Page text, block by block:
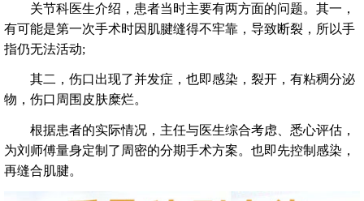
关节科医生介绍，患者当时主要有两方面的问题。其一，
有可能是第一次手术时因肌腱缝得不牢靠，导致断裂，所以手
指仍无法活动;
其二，伤口出现了并发症，也即感染，裂开，有粘稠分泌
物，伤口周围皮肤糜烂。
根据患者的实际情况，主任与医生综合考虑、悉心评估，
为刘师傅量身定制了周密的分期手术方案。也即先控制感染，
再缝合肌腱。